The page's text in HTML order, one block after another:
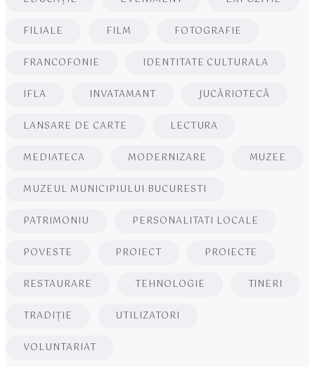
FILIALE FILM FOTOGRAFIE
FRANCOFONIE IDENTITATE CULTURALA
IFLA INVATAMANT JUCĂRIOTECĂ
LANSARE DE CARTE LECTURA
MEDIATECA MODERNIZARE MUZEE
MUZEUL MUNICIPIULUI BUCURESTI
PATRIMONIU PERSONALITATI LOCALE
POVESTE PROIECT PROIECTE
RESTAURARE TEHNOLOGIE TINERI
TRADIȚIE UTILIZATORI
VOLUNTARIAT